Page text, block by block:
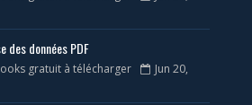
des données PDF
gratuit à télécharger
Jun 20,